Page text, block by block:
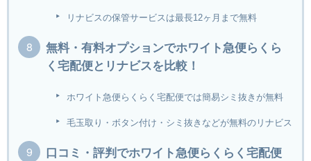
リナビスの保管サービスは最長12ヶ月まで無料
無料・有料オプションでホワイト急便らくら
く宅配便とリナビスを比較！
ホワイト急便らくらく宅配便では簡易シミ抜きが無料
毛玉取り・ボタン付け・シミ抜きなどが無料のリナビス
口コミ・評判でホワイト急便らくらく宅配便